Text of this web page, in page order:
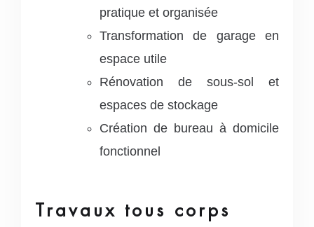
pratique et organisée
Transformation de garage en
espace utile
Rénovation de sous-sol et
espaces de stockage
Création de bureau à domicile
fonctionnel
Travaux tous corps